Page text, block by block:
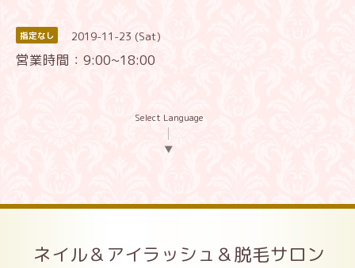
指定なし 2019-11-23 (Sat)
営業時間：9:00~18:00
Select Language
▼
ネイル＆アイラッシュ＆脱毛サロン